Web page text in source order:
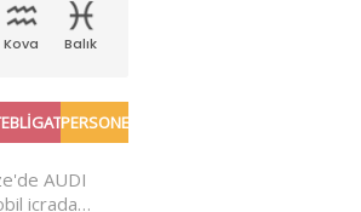
Kova Balık